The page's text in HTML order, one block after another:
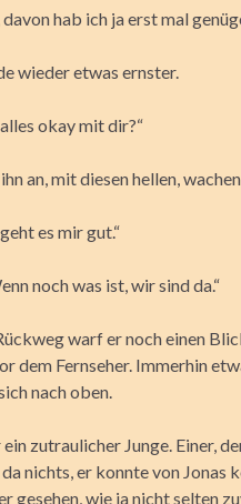
hab ich ja erst mal
wieder etwas ernster.
okay mit dir?“
ihn an, mit diesen hellen,
es mir gut.“
noch was ist, wir sind da.“
warf er noch einen
dem Fernseher. Immerhin
nach oben.
ein zutraulicher Junge. Einer,
nichts, er konnte von Jonas
gesehen, wie ja nicht selten